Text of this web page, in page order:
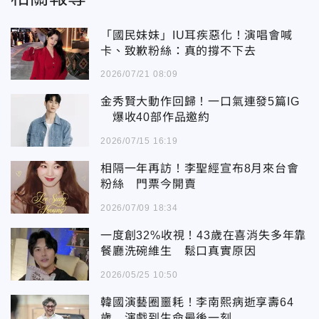
「國民妹妹」IU耳疾惡化！演唱會喊
卡、致歉粉絲：真的撐不下去
2026/07/21 08:09
金秀賢大動作回歸！一口氣連發5篇IG
爆收40部作品邀約
2026/07/15 16:19
相隔一年再訪！李聖經宣布8月來台會
粉絲 門票今開賣
2026/07/09 18:34
一度創32%收視！43歲在喜消失多年靠
餐廳洗碗維生 鬆口真實原因
2026/05/25 10:50
韓國演藝圈噩耗！李南熙病逝享壽64